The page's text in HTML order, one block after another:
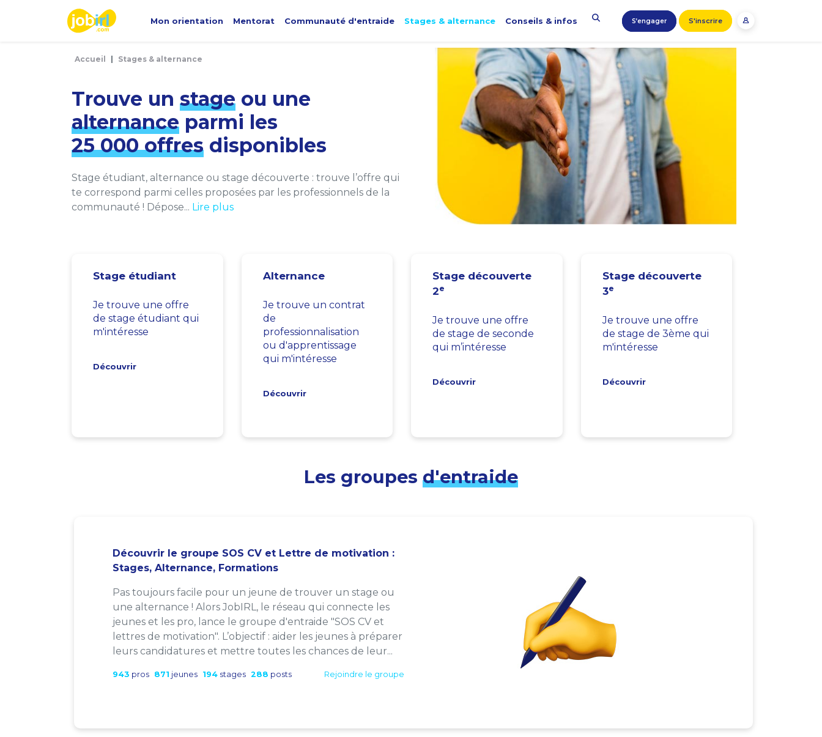
Mon orientation Mentorat Communauté d'entraide Stages & alternance Conseils & infos S’engager S'inscrire
Accueil Stages & alternance
Trouve un stage ou une
alternance parmi les
25 000 offres disponibles
Stage étudiant, alternance ou stage découverte : trouve l’offre qui
te correspond parmi celles proposées par les professionnels de la
communauté ! Dépose... Lire plus
Stage étudiant
Je trouve une offre
de stage étudiant qui
m'intéresse
Découvrir
Alternance
Je trouve un contrat
de
professionnalisation
ou d'apprentissage
qui m'intéresse
Découvrir
Stage découverte
2e
Je trouve une offre
de stage de seconde
qui m’intéresse
Découvrir
Stage découverte
3e
Je trouve une offre
de stage de 3ème qui
m'intéresse
Découvrir
Les groupes d'entraide
Découvrir le groupe SOS CV et Lettre de motivation :
Stages, Alternance, Formations
Pas toujours facile pour un jeune de trouver un stage ou
une alternance ! Alors JobIRL, le réseau qui connecte les
jeunes et les pro, lance le groupe d'entraide "SOS CV et
lettres de motivation". L’objectif : aider les jeunes à préparer
leurs candidatures et mettre toutes les chances de leur...
943 pros 871 jeunes 194 stages 288 posts Rejoindre le groupe
Panneau de gestion des cookies